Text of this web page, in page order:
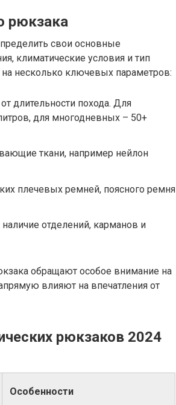
рюкзака
свои основные
климатические условия и тип
несколько ключевых параметров:
длительности похода. Для
для многодневных – 50+
ткани, например нейлон
плечевых ремней, поясного ремня
наличие отделений, карманов и
обращают особое внимание на
влияют на впечатления от
рюкзаков 2024
Особенности